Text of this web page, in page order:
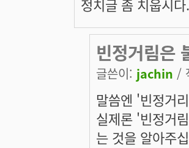
정치글 좀 치웁시
빈정거림은
글쓴이: jachin /
말씀엔 '빈정거
실제론 '빈정거
는 것을 알아주